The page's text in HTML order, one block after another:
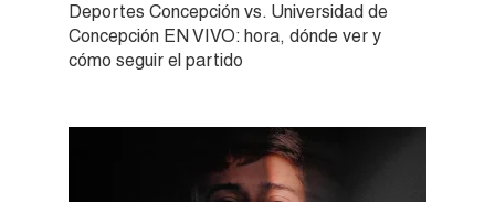
Deportes Concepción vs. Universidad de
Concepción EN VIVO: hora, dónde ver y
cómo seguir el partido